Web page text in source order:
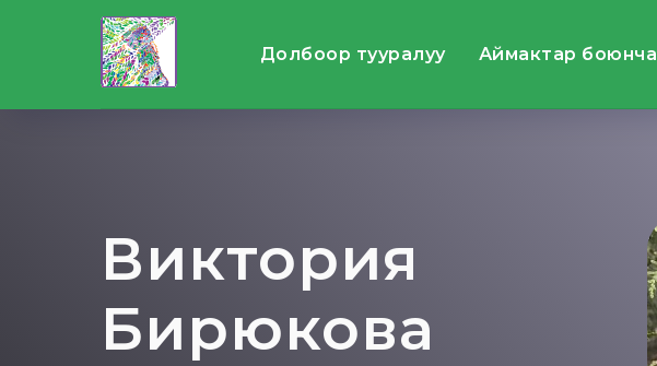
Долбоор тууралуу Аймактар боюнча
Виктория
Бирюкова